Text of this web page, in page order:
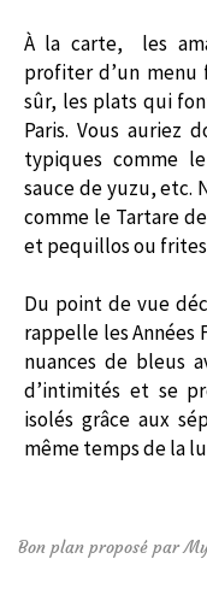
À la carte, les
profiter d’un menu
sûr, les plats qui
Paris. Vous auriez
typiques comme
sauce de yuzu, etc.
comme le Tartare
et pequillos ou frites
Du point de vue
rappelle les Années
nuances de bleus
d’intimités et se
isolés grâce aux
même temps de la
Bon plan proposé par